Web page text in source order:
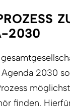
2030
2030
finden.